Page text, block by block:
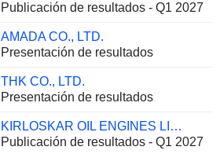
Publicación de resultados - Q1 2027
AMADA CO., LTD.
Presentación de resultados
THK CO., LTD.
Presentación de resultados
KIRLOSKAR OIL ENGINES LIMITED
Publicación de resultados - Q1 2027